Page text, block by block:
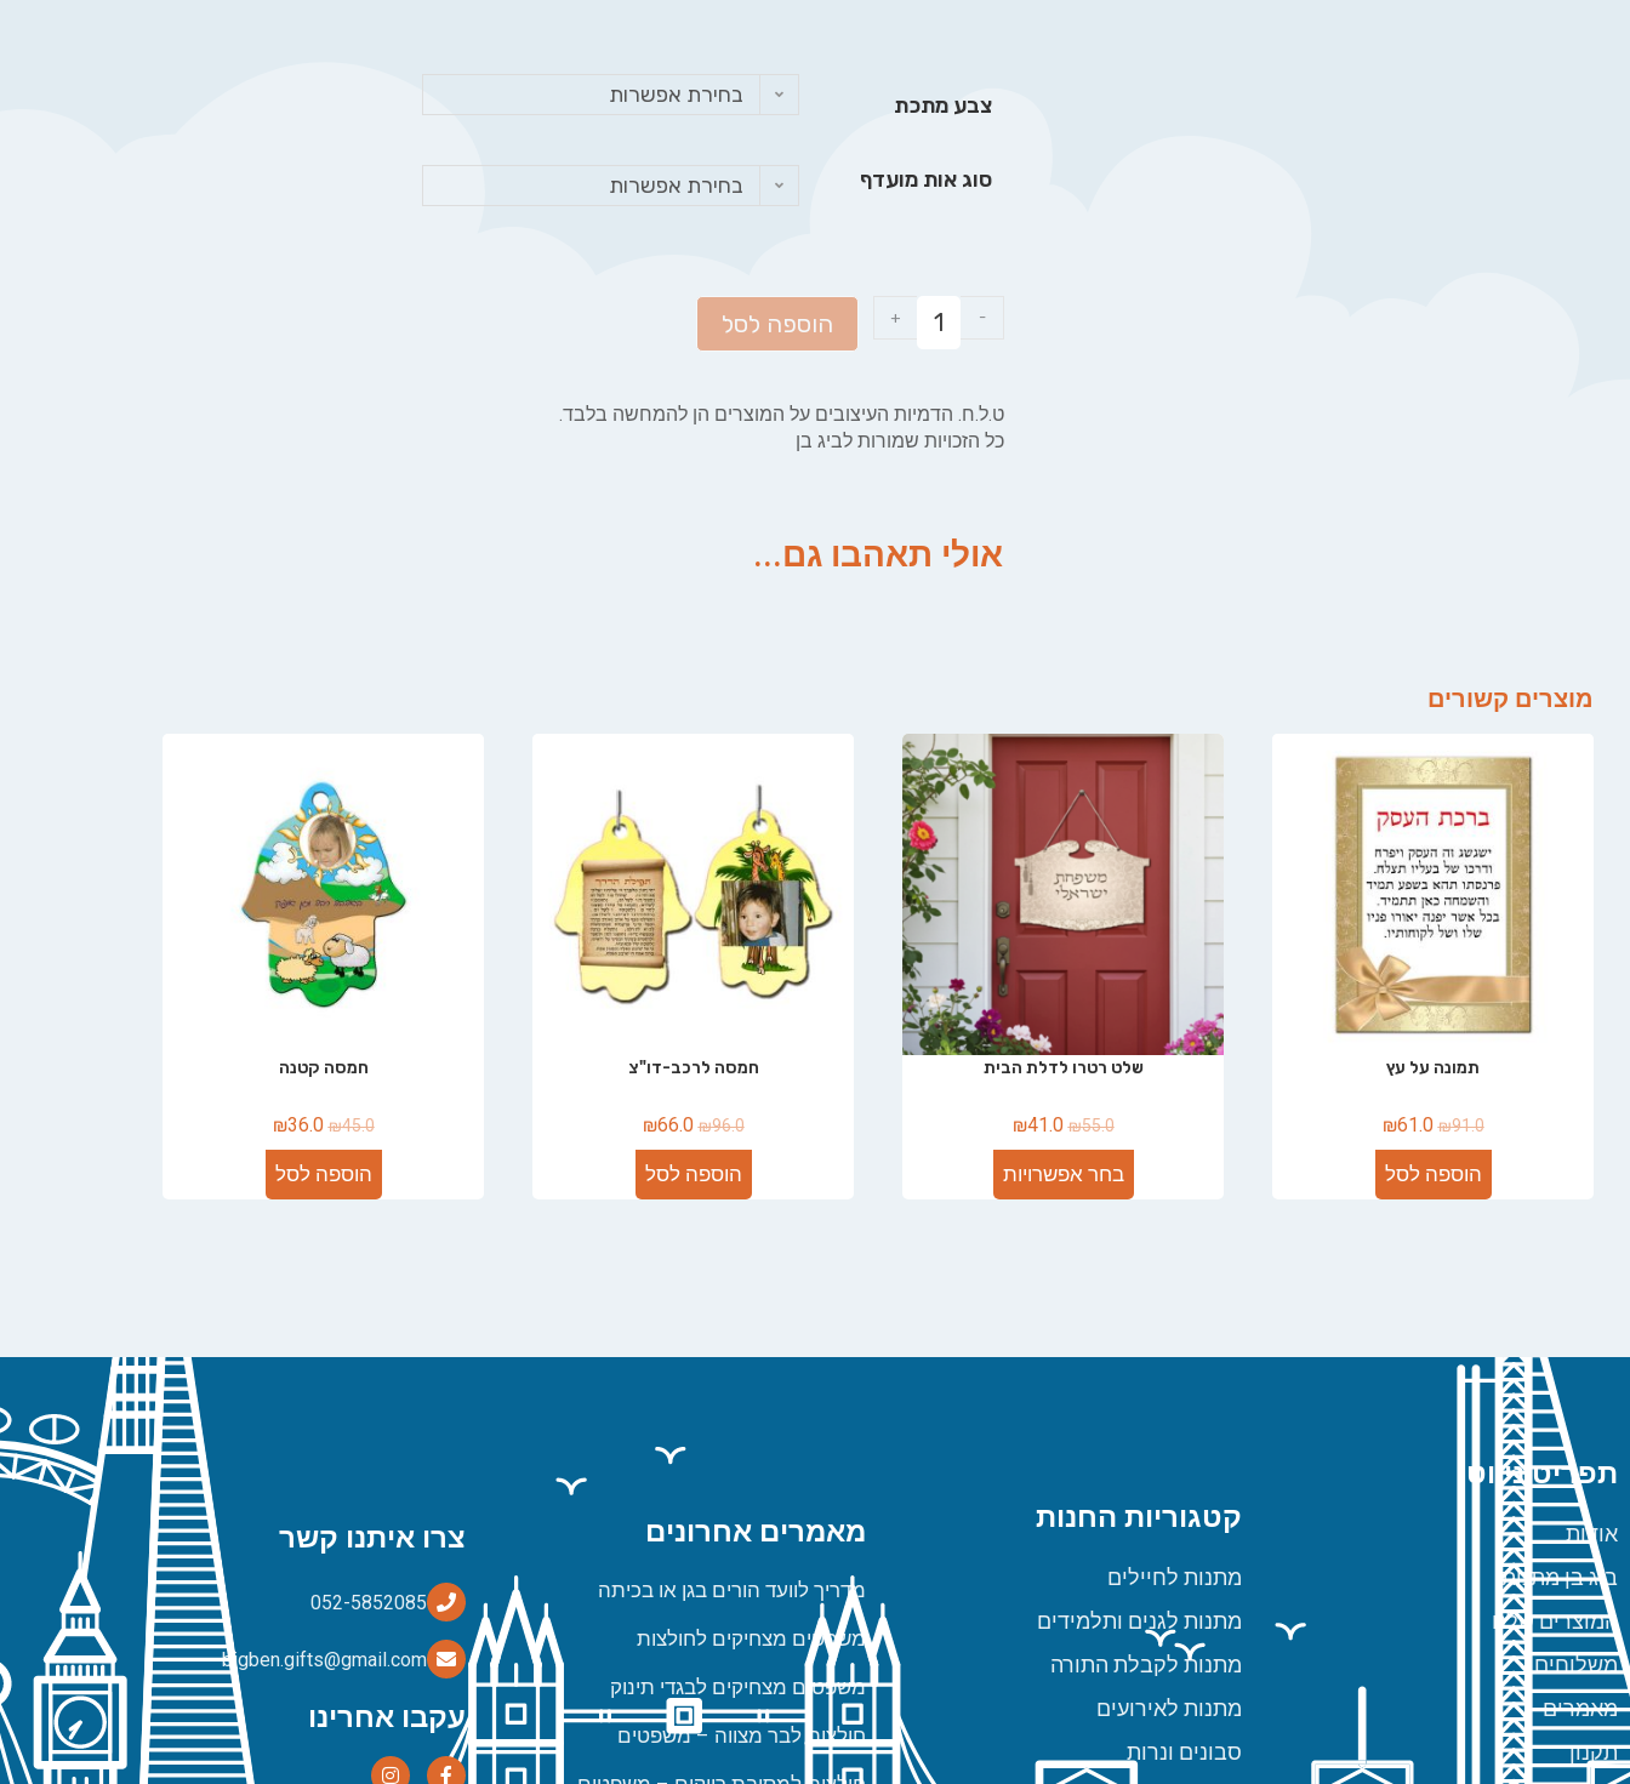
צבע מתכת בחירת אפשרות
סוג אות מועדף בחירת אפשרות
-
+ הוספה לסל
ט.ל.ח. הדמיות העיצובים על המוצרים הן להמחשה בלבד.
כל הזכויות שמורות לביג בן
אולי תאהבו גם...
מוצרים קשורים
תמונה על עץ
₪91.0
₪61.0
הוספה לסל
שלט רטרו לדלת הבית
₪55.0
₪41.0
בחר אפשרויות
חמסה לרכב-דו"צ
₪96.0
₪66.0
הוספה לסל
חמסה קטנה
₪45.0
₪36.0
הוספה לסל
תפריט ניווט
אודות
ביג בן מתנות
המוצרים שלנו
משלוחים
מאמרים
תקנון
קטגוריות החנות
מתנות לחיילים
מתנות לגנים ותלמידים
מתנות לקבלת התורה
מתנות לאירועים
סבונים ונרות
מאמרים אחרונים
מדריך לוועד הורים בגן או בכיתה
משפטים מצחיקים לחולצות
משפטים מצחיקים לבגדי תינוק
חולצות לבר מצווה – משפטים
צרו איתנו קשר
bigben.gifts@gmail.com
עקבו אחרינו